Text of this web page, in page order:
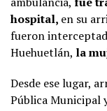
hospital, en su
fueron
Huehuetlán, la
Desde ese lugar,
Pública Municipal